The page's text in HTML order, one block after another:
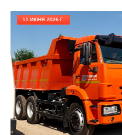
САМОСВАЛ КАМАЗ-
11 ИЮНЯ 2026 Г.